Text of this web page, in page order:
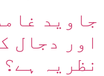
جاوید
اور دجال
نظریہ ہے؟